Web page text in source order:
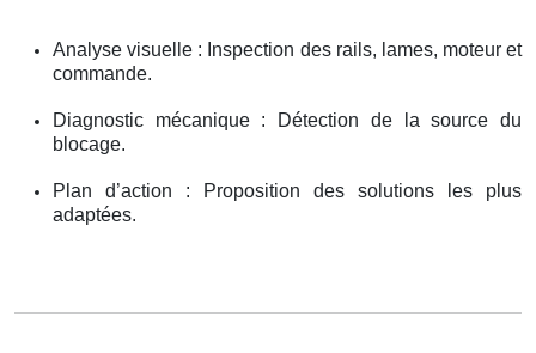
Analyse visuelle : Inspection des rails, lames, moteur et
commande.
Diagnostic mécanique : Détection de la source du
blocage.
Plan d’action : Proposition des solutions les plus
adaptées.